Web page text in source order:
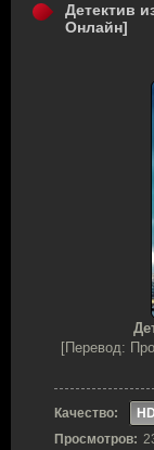
Детектив
Онлайн]
[Перевод:
Качество:
HD
Просмотров: